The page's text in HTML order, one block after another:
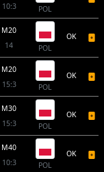
10:3
POL
M20
14
POL
OK
M20
15:3
POL
OK
M30
15:3
POL
OK
M40
10:3
POL
OK